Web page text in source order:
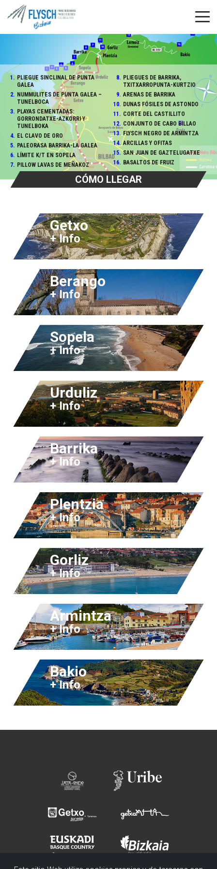
1. PLIEGUE SINCLINAL DE PUNTA
GALEA
2. NUMMULITES DE PUNTA GALEA –
TUNELBOCA
3. PLAYAS CEMENTADAS:
GORRONDATXE-AZKORRI Y
TUNELBOKA
4. EL CLAVO DE ORO
5. PALEORASA BARRIKA-LA GALEA
6. LÍMITE K/T EN SOPELA
7. PILLOW LAVAS DE MEÑAKOZ
8. PLIEGUES DE BARRIKA,
TXITXARROPUNTA-KURTZIO
9. ARENAS DE BARRIKA
10. DUNAS FÓSILES DE ASTONDO
11. CORTE DEL CASTILLITO
12. CONJUNTO DE CABO BILLAO
13. FLYSCH NEGRO DE ARMINTZA
14. ARCILLAS Y OFITAS
15. SAN JUAN DE GAZTELUGATXE
16. BASALTOS DE FRUIZ
CÓMO LLEGAR
Getxo
+ Info
Berango
+ Info
Sopela
+ Info
Urduliz
+ Info
Barrika
+ Info
Plentzia
+ Info
Gorliz
+ Info
Armintza
+ Info
Bakio
+ Info